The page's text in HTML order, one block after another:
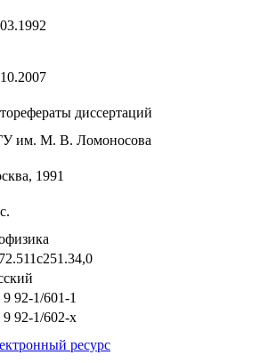
диссертаций
им. М. В. Ломоносова
1991
92-1/601-1
9 92-1/602-x
ресурс